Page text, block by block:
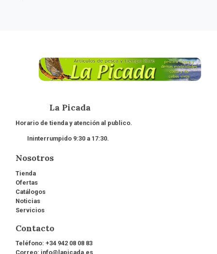
La Picada
Horario de tienda y atención al publico.
Ininterrumpido 9:30 a 17:30.
Nosotros
Tienda
Ofertas
Catálogos
Noticias
Servicios
Contacto
Teléfono: +34 942 08 08 83
Correo: info@lapicada.es